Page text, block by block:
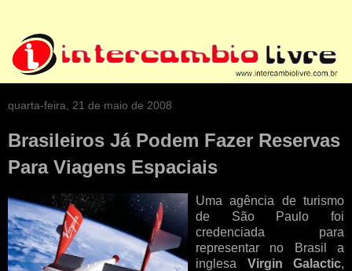
quarta-feira, 21 de maio de 2008
Brasileiros Já Podem Fazer Reservas
Para Viagens Espaciais
Uma agência de turismo
de São Paulo foi
credenciada para
representar no Brasil a
inglesa Virgin Galactic,